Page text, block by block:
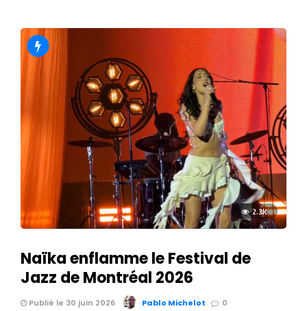
2.3K
Naïka enflamme le Festival de
Jazz de Montréal 2026
Publié le 30 juin 2026 Pablo Michelot 0